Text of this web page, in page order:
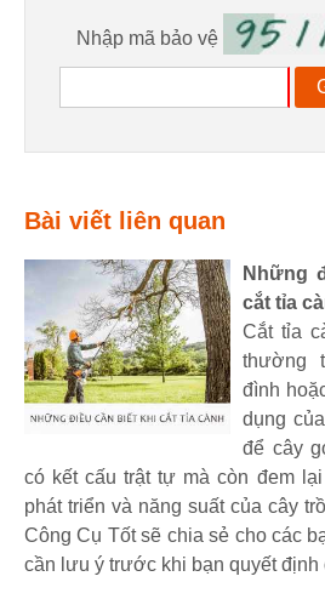
Nhập mã bảo vệ
Bài viết liên quan
Những
cắt tỉa
Cắt tỉa
thường
đình
dụng
để cây
có kết cấu trật tự mà còn đem
phát triển và năng suất của cây
Công Cụ Tốt sẽ chia sẻ cho các
cần lưu ý trước khi bạn quyết định